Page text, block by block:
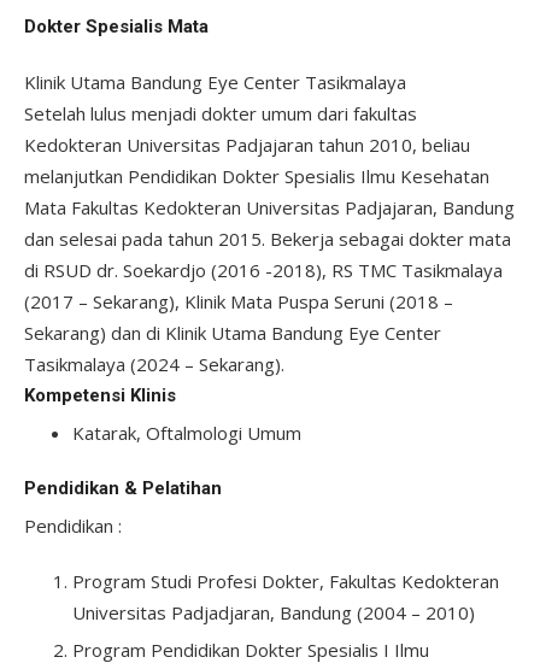
Dokter Spesialis Mata
Klinik Utama Bandung Eye Center Tasikmalaya
Setelah lulus menjadi dokter umum dari fakultas
Kedokteran Universitas Padjajaran tahun 2010, beliau
melanjutkan Pendidikan Dokter Spesialis Ilmu Kesehatan
Mata Fakultas Kedokteran Universitas Padjajaran, Bandung
dan selesai pada tahun 2015. Bekerja sebagai dokter mata
di RSUD dr. Soekardjo (2016 -2018), RS TMC Tasikmalaya
(2017 – Sekarang), Klinik Mata Puspa Seruni (2018 –
Sekarang) dan di Klinik Utama Bandung Eye Center
Tasikmalaya (2024 – Sekarang).
Kompetensi Klinis
Katarak, Oftalmologi Umum
Pendidikan & Pelatihan
Pendidikan :
Program Studi Profesi Dokter, Fakultas Kedokteran
Universitas Padjadjaran, Bandung (2004 – 2010)
Program Pendidikan Dokter Spesialis I Ilmu